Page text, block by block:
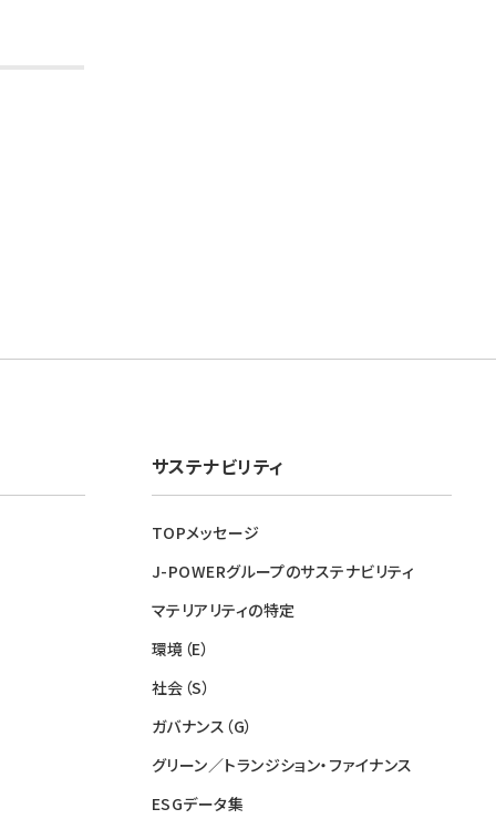
サステナビリティ
TOPメッセージ
J-POWERグループのサステナビリティ
マテリアリティの特定
環境（E）
社会（S）
ガバナンス（G）
グリーン／トランジション・ファイナンス
ESGデータ集